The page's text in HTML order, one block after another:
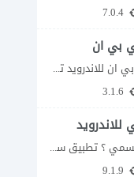
بي ان
تطبيق سوبر في بي ان للاندرويد تطبيق سوبر في بي ان من تطبيقات الشبكات...
ما هو تطبيق سمسمي ؟ تطبيق سمسمي للاندرويد SimSimi هو برنامج دردشة افتراضية يسمح...